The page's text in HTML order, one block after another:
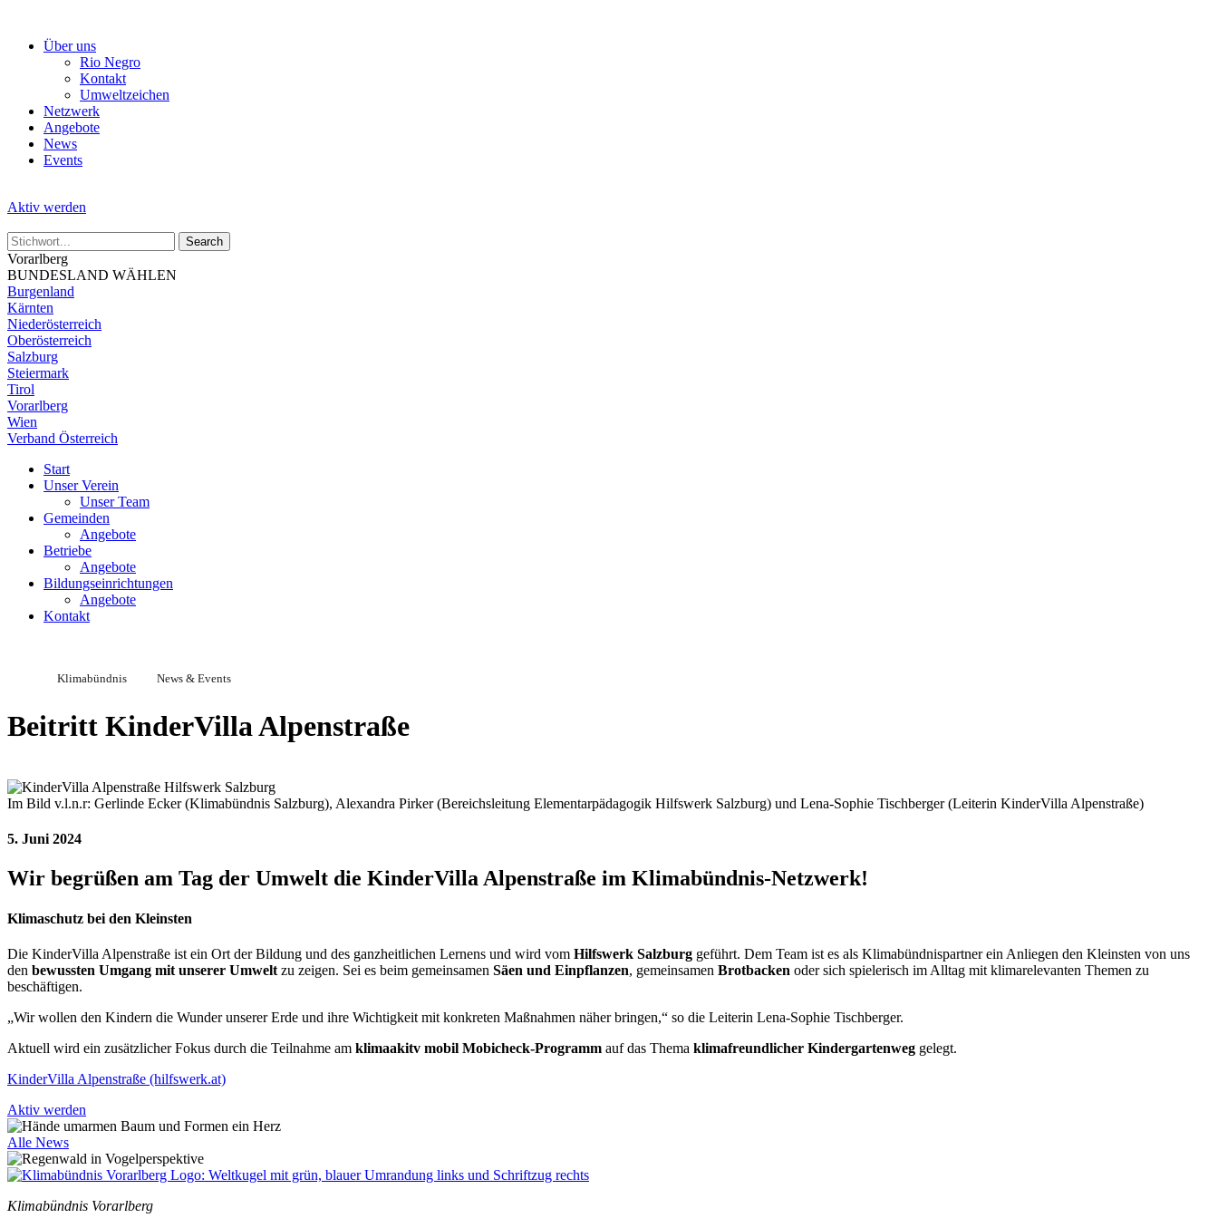
Über uns
Rio Negro
Kontakt
Umweltzeichen
Netzwerk
Angebote
News
Events
Aktiv werden
Vorarlberg
BUNDESLAND WÄHLEN
Burgenland
Kärnten
Niederösterreich
Oberösterreich
Salzburg
Steiermark
Tirol
Vorarlberg
Wien
Verband Österreich
Start
Unser Verein
Unser Team
Gemeinden
Angebote
Betriebe
Angebote
Bildungseinrichtungen
Angebote
Kontakt
Klimabündnis News & Events
Beitritt KinderVilla Alpenstraße
Im Bild v.l.n.r: Gerlinde Ecker (Klimabündnis Salzburg), Alexandra Pirker (Bereichsleitung Elementarpädagogik Hilfswerk Salzburg) und Lena-Sophie Tischberger (Leiterin KinderVilla Alpenstraße)
5. Juni 2024
Wir begrüßen am Tag der Umwelt die KinderVilla Alpenstraße im Klimabündnis-Netzwerk!
Klimaschutz bei den Kleinsten
Die KinderVilla Alpenstraße ist ein Ort der Bildung und des ganzheitlichen Lernens und wird vom Hilfswerk Salzburg geführt. Dem Team ist es als Klimabündnispartner ein Anliegen den Kleinsten von uns
den bewussten Umgang mit unserer Umwelt zu zeigen. Sei es beim gemeinsamen Säen und Einpflanzen, gemeinsamen Brotbacken oder sich spielerisch im Alltag mit klimarelevanten Themen zu
beschäftigen.
„Wir wollen den Kindern die Wunder unserer Erde und ihre Wichtigkeit mit konkreten Maßnahmen näher bringen,“ so die Leiterin Lena-Sophie Tischberger.
Aktuell wird ein zusätzlicher Fokus durch die Teilnahme am klimaakitv mobil Mobicheck-Programm auf das Thema klimafreundlicher Kindergartenweg gelegt.
KinderVilla Alpenstraße (hilfswerk.at)
Aktiv werden
Alle News
Klimabündnis Vorarlberg